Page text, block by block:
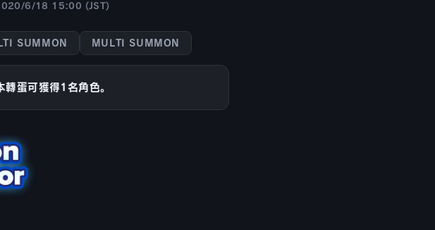
6/18 15:00 (JST)
SUMMON MULTI SUMMON
蛋可獲得1名角色。